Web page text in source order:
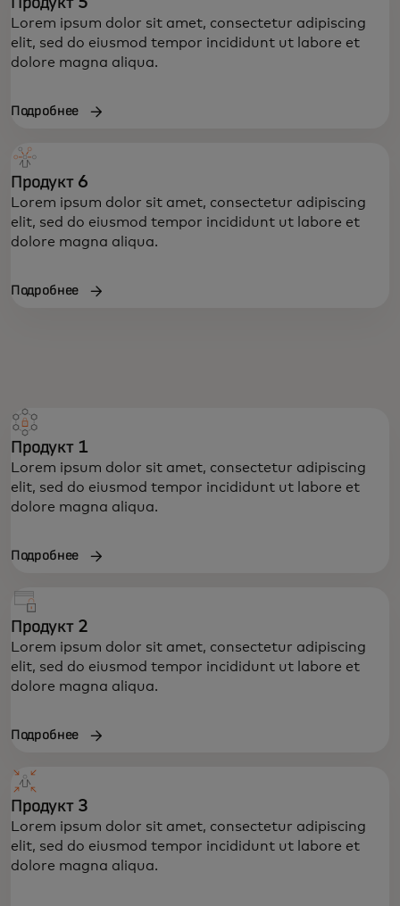
Lorem ipsum dolor sit amet, consectetur adipiscing
elit, sed do eiusmod tempor incididunt ut labore et
dolore magna aliqua.
Подробнее
Продукт 6
Lorem ipsum dolor sit amet, consectetur adipiscing
elit, sed do eiusmod tempor incididunt ut labore et
dolore magna aliqua.
Подробнее
Продукт 1
Lorem ipsum dolor sit amet, consectetur adipiscing
elit, sed do eiusmod tempor incididunt ut labore et
dolore magna aliqua.
Подробнее
Продукт 2
Lorem ipsum dolor sit amet, consectetur adipiscing
elit, sed do eiusmod tempor incididunt ut labore et
dolore magna aliqua.
Подробнее
Продукт 3
Lorem ipsum dolor sit amet, consectetur adipiscing
elit, sed do eiusmod tempor incididunt ut labore et
dolore magna aliqua.